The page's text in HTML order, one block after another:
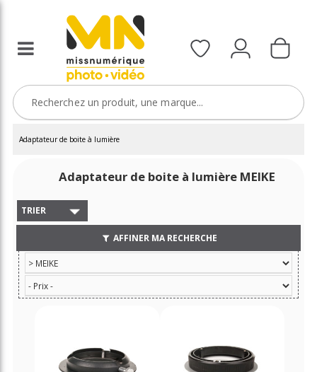
Adaptateur de boite à lumière
Adaptateur de boite à lumière MEIKE
TRIER
AFFINER MA RECHERCHE